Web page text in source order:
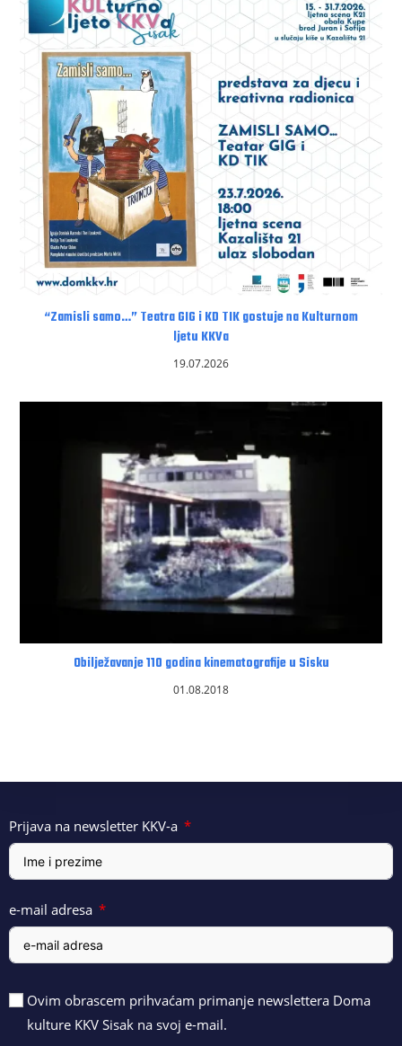
“Zamisli samo…” Teatra GIG i KD TIK gostuje na Kulturnom
ljetu KKVa
19.07.2026
Obilježavanje 110 godina kinematografije u Sisku
01.08.2018
Prijava na newsletter KKV-a
e-mail adresa
Ovim obrascem prihvaćam primanje newslettera Doma
kulture KKV Sisak na svoj e-mail.